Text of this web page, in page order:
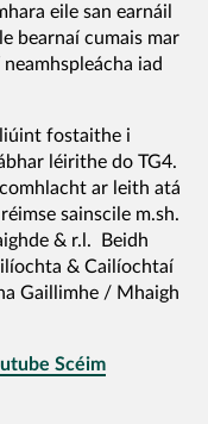
eile san earnáil
bearnaí cumais mar
iad
fostaithe i
léirithe do TG4.
ar leith atá
sainscile m.sh.
& r.l. Beidh
& Cailíochtaí
Gaillimhe / Mhaigh
Scéim